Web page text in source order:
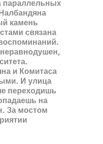
параллельных
камень
связана
и Комитаса
И улица
переходишь
на
За мостом